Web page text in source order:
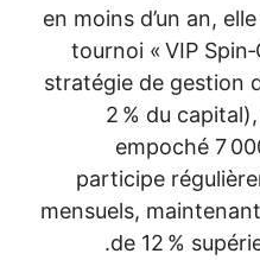
en moins d’un
tournoi «
stratégie de
2 % du
participe
mensuels,
de 12 %